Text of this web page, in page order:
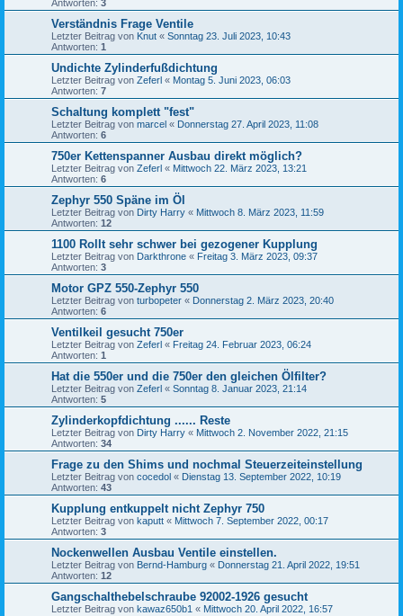
Antworten: 3
Verständnis Frage Ventile
Letzter Beitrag von Knut « Sonntag 23. Juli 2023, 10:43
Antworten: 1
Undichte Zylinderfußdichtung
Letzter Beitrag von Zeferl « Montag 5. Juni 2023, 06:03
Antworten: 7
Schaltung komplett "fest"
Letzter Beitrag von marcel « Donnerstag 27. April 2023, 11:08
Antworten: 6
750er Kettenspanner Ausbau direkt möglich?
Letzter Beitrag von Zeferl « Mittwoch 22. März 2023, 13:21
Antworten: 6
Zephyr 550 Späne im Öl
Letzter Beitrag von Dirty Harry « Mittwoch 8. März 2023, 11:59
Antworten: 12
1100 Rollt sehr schwer bei gezogener Kupplung
Letzter Beitrag von Darkthrone « Freitag 3. März 2023, 09:37
Antworten: 3
Motor GPZ 550-Zephyr 550
Letzter Beitrag von turbopeter « Donnerstag 2. März 2023, 20:40
Antworten: 6
Ventilkeil gesucht 750er
Letzter Beitrag von Zeferl « Freitag 24. Februar 2023, 06:24
Antworten: 1
Hat die 550er und die 750er den gleichen Ölfilter?
Letzter Beitrag von Zeferl « Sonntag 8. Januar 2023, 21:14
Antworten: 5
Zylinderkopfdichtung ...... Reste
Letzter Beitrag von Dirty Harry « Mittwoch 2. November 2022, 21:15
Antworten: 34
Frage zu den Shims und nochmal Steuerzeiteinstellung
Letzter Beitrag von cocedol « Dienstag 13. September 2022, 10:19
Antworten: 43
Kupplung entkuppelt nicht Zephyr 750
Letzter Beitrag von kaputt « Mittwoch 7. September 2022, 00:17
Antworten: 3
Nockenwellen Ausbau Ventile einstellen.
Letzter Beitrag von Bernd-Hamburg « Donnerstag 21. April 2022, 19:51
Antworten: 12
Gangschalthebelschraube 92002-1926 gesucht
Letzter Beitrag von kawaz650b1 « Mittwoch 20. April 2022, 16:57